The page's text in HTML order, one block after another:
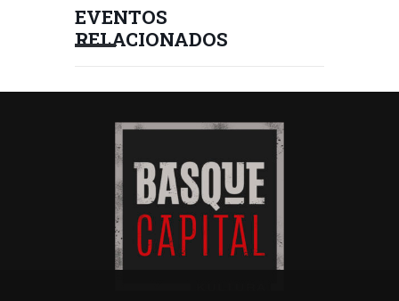
EVENTOS
RELACIONADOS